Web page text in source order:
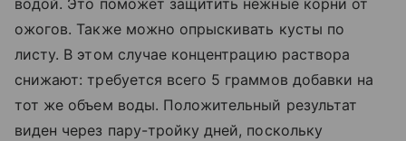
водой. Это поможет защитить нежные корни от
ожогов. Также можно опрыскивать кусты по
листу. В этом случае концентрацию раствора
снижают: требуется всего 5 граммов добавки на
тот же объем воды. Положительный результат
виден через пару-тройку дней, поскольку